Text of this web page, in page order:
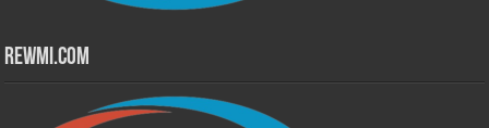
Rewmi.Com